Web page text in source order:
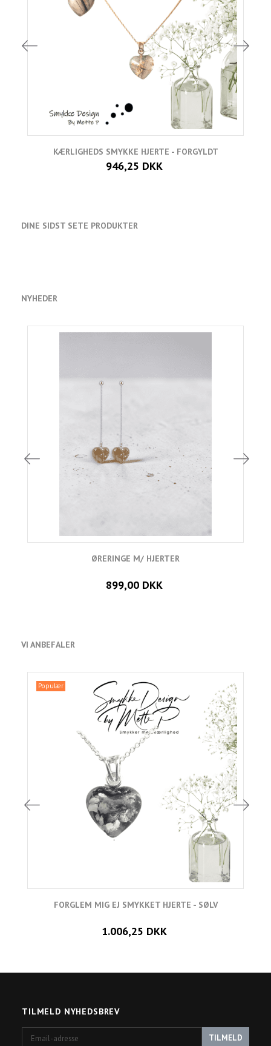
KÆRLIGHEDS SMYKKE HJERTE - FORGYLDT
946,25 DKK
DINE SIDST SETE PRODUKTER
NYHEDER
ØRERINGE M/ HJERTER
899,00 DKK
VI ANBEFALER
Populær
FORGLEM MIG EJ SMYKKET HJERTE - SØLV
1.006,25 DKK
TILMELD NYHEDSBREV
adresse
TILMELD